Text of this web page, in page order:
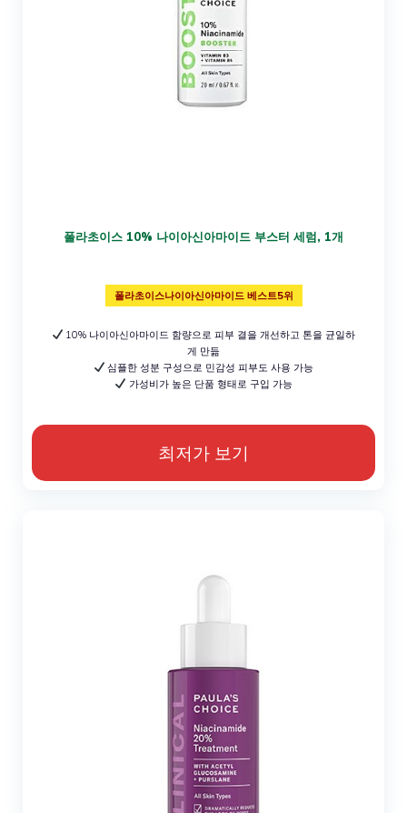
폴라초이스 10% 나이아신아마이드 부스터 세럼, 1개
폴라초이스나이아신아마이드 베스트5위
10% 나이아신아마이드 함량으로 피부 결을 개선하고 톤을 균일하
게 만듦
심플한 성분 구성으로 민감성 피부도 사용 가능
가성비가 높은 단품 형태로 구입 가능
최저가 보기